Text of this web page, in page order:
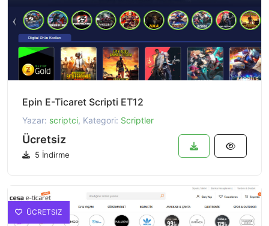
Epin E-Ticaret Scripti ET12
Yazar: scriptci, Kategori: Scriptler
Ücretsiz
5 İndirme
ÜCRETSIZ